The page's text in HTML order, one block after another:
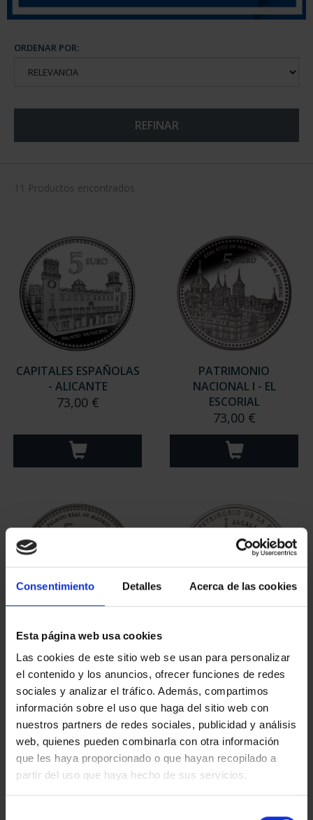
Consentimiento Detalles Acerca de las cookies
Esta página web usa cookies
Las cookies de este sitio web se usan para personalizar
el contenido y los anuncios, ofrecer funciones de redes
sociales y analizar el tráfico. Además, compartimos
información sobre el uso que haga del sitio web con
nuestros partners de redes sociales, publicidad y análisis
web, quienes pueden combinarla con otra información
que les haya proporcionado o que hayan recopilado a
partir del uso que haya hecho de sus servicios.
ORDENAR POR:
REFINAR
11 Productos encontrados
CAPITALES ESPAÑOLAS
- ALICANTE
73,00 €
PATRIMONIO
NACIONAL I - EL
ESCORIAL
73,00 €
PATRIMONIO
NACIONAL II - PALACIO
REAL DE...
73,00 €
- ALCALÁ DE HENARES
73,00 €